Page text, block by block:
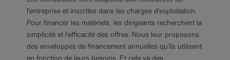
l’entreprise et inscrites dans les charges d’exploitation.
Pour financer les matériels, les dirigeants recherchent la
simplicité et l’efficacité des offres. Nous leur proposons
des enveloppes de financement annuelles qu’ils utilisent